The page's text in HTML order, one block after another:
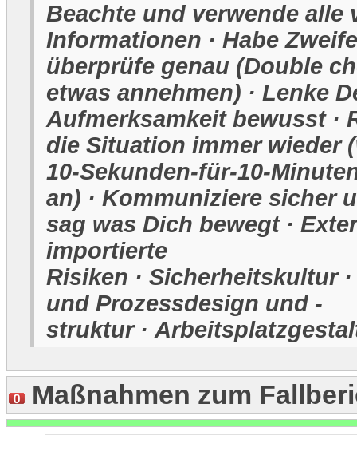
Beachte und verwende alle
Informationen · Habe
überprüfe genau (Double
etwas annehmen) · Lenke
Aufmerksamkeit bewusst ·
die Situation immer wieder
10-Sekunden-für-10-
an) · Kommuniziere sicher
sag was Dich bewegt ·
importierte
Risiken · Sicherheitskultur
und Prozessdesign und -
struktur ·
Maßnahmen zum